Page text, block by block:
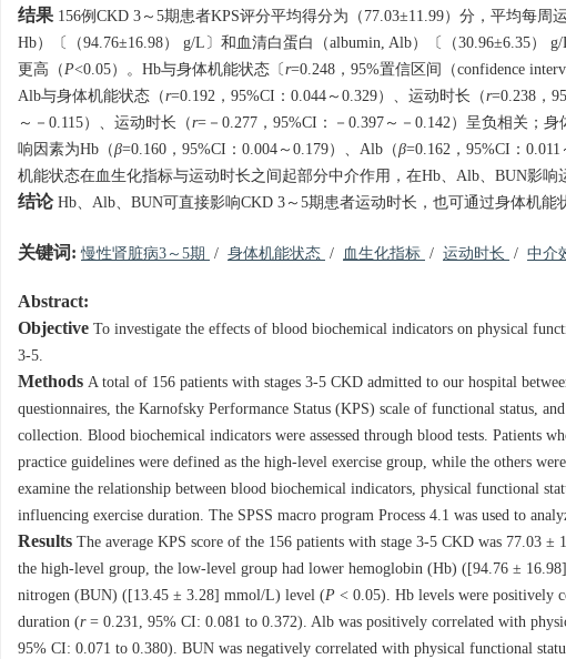
结果 156例CKD 3～5期患者KPS评分平均得分为（77.03±11.99）分，平均每
Hb）〔（94.76±16.98） g/L〕和血清白蛋白（albumin, Alb）〔（30.96±6.35）
更高（P<0.05）。Hb与身体机能状态〔r=0.248，95%置信区间（confidence
Alb与身体机能状态（r=0.192，95%CI：0.044～0.329）、运动时长（r=0.238，
～－0.115）、运动时长（r=－0.277，95%CI：－0.397～－0.142）呈负相关；
响因素为Hb（β=0.160，95%CI：0.004～0.179）、Alb（β=0.162，95%CI：
机能状态在血生化指标与运动时长之间起部分中介作用，在Hb、Alb、BUN影响
结论 Hb、Alb、BUN可直接影响CKD 3～5期患者运动时长，也可通过身体机能
关键词: 慢性肾脏病3～5期 / 身体机能状态 / 血生化指标 / 运动时长 / 中介
Abstract:
Objective To investigate the effects of blood biochemical indicators on physical
3-5.
Methods A total of 156 patients with stages 3-5 CKD admitted to our hospital
questionnaires, the Karnofsky Performance Status (KPS) scale of functional status,
collection. Blood biochemical indicators were assessed through blood tests. Patients
practice guidelines were defined as the high-level exercise group, while the others
examine the relationship between blood biochemical indicators, physical functional
influencing exercise duration. The SPSS macro program Process 4.1 was used to
Results The average KPS score of the 156 patients with stage 3-5 CKD was 77.03
the high-level group, the low-level group had lower hemoglobin (Hb) ([94.76 ±
nitrogen (BUN) ([13.45 ± 3.28] mmol/L) level (P < 0.05). Hb levels were positively
duration (r= 0.231, 95% CI: 0.081 to 0.372). Alb was positively correlated with
95% CI: 0.071 to 0.380). BUN was negatively correlated with physical functional